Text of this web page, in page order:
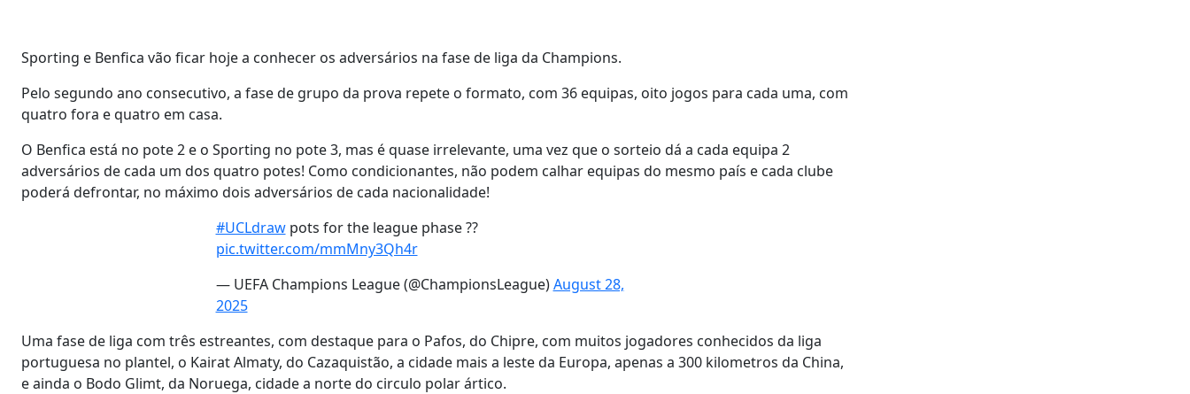
Sporting e Benfica vão ficar hoje a conhecer os adversários na fase de liga da Champions.
Pelo segundo ano consecutivo, a fase de grupo da prova repete o formato, com 36 equipas, oito jogos para cada uma, com
quatro fora e quatro em casa.
O Benfica está no pote 2 e o Sporting no pote 3, mas é quase irrelevante, uma vez que o sorteio dá a cada equipa 2
adversários de cada um dos quatro potes! Como condicionantes, não podem calhar equipas do mesmo país e cada clube
poderá defrontar, no máximo dois adversários de cada nacionalidade!
#UCLdrawpots for the league phase ??
pic.twitter.com/mmMny3Qh4r
— UEFA Champions League (@ChampionsLeague)August 28,
2025
Uma fase de liga com três estreantes, com destaque para o Pafos, do Chipre, com muitos jogadores conhecidos da liga
portuguesa no plantel, o Kairat Almaty, do Cazaquistão, a cidade mais a leste da Europa, apenas a 300 kilometros da China,
e ainda o Bodo Glimt, da Noruega, cidade a norte do circulo polar ártico.